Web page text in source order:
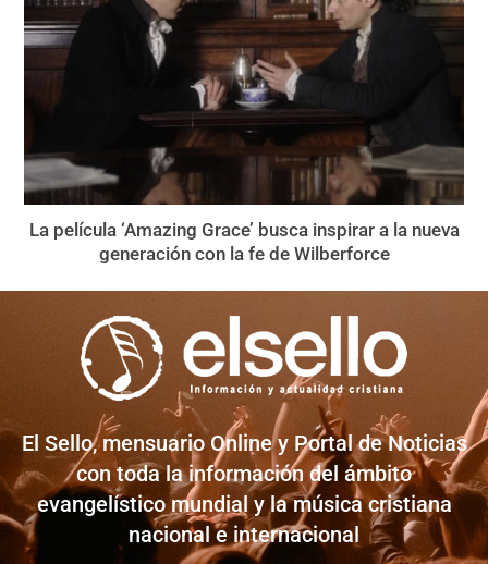
La película ‘Amazing Grace’ busca inspirar a la nueva
generación con la fe de Wilberforce
El Sello, mensuario Online y Portal de Noticias
con toda la información del ámbito
evangelístico mundial y la música cristiana
nacional e internacional